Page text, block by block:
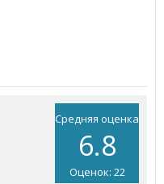
Средняя оценка
6.8
Оценок: 22